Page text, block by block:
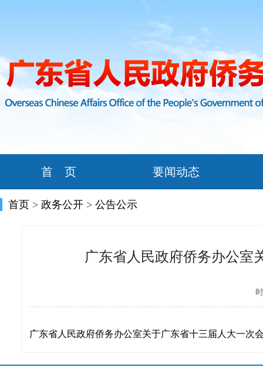
首 页 要闻动态
首页 > 政务公开 > 公告公示
广东省人民政府侨务办公室
广东省人民政府侨务办公室关于广东省十三届人大一次